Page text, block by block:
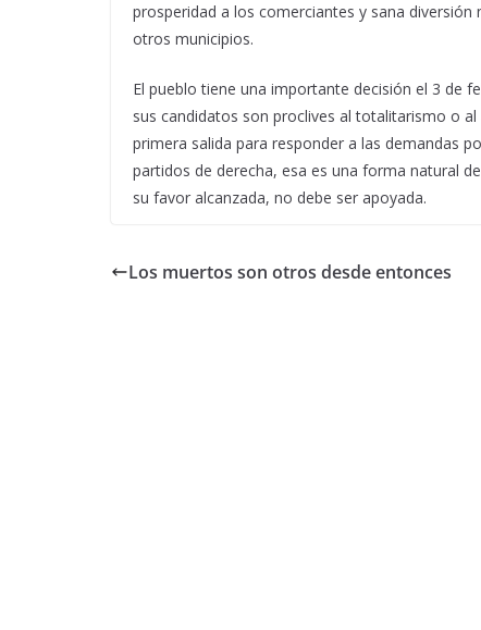
prosperidad a los comerciantes y sana
otros municipios.
El pueblo tiene una importante decisión el 3 de
sus candidatos son proclives al totalitarismo o
primera salida para responder a las demandas
partidos de derecha, esa es una forma natural
su favor alcanzada, no debe ser apoyada.
Los muertos son otros desde entonces